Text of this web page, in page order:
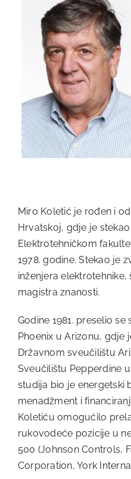
Miro Koletić je rođen i
Hrvatskoj, gdje je
Elektrotehničkom
1978. godine. Stekao je
inženjera
magistra znanosti.
Godine 1981. preselio
Phoenix u Arizonu, gdje
Državnom sveučilištu
Sveučilištu Pepperdine
studija bio je energetski
menadžment i
Koletiću omogućilo
rukovodeće pozicije u
500 (Johnson Controls,
Corporation, York